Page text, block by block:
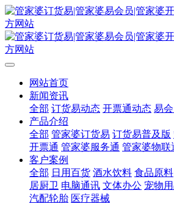
网站首页
新闻资讯
全部 订货易动态 开票通动态 易
产品介绍
全部 管家婆订货易 订货易普及版
开票通 管家婆服务通 管家婆物联
客户案例
全部 日用百货 酒水饮料 食品原料
居厨卫 电脑通讯 文体办公 宠物
汽配轮胎 医疗器械